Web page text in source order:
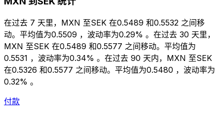
在过去 7 天里，MXN 至SEK 在0.5489 和0.5532 之间移
动。平均值为0.5509 ，波动率为0.29% 。在过去 30 天里，
MXN 至SEK 在0.5489 和0.5577 之间移动。平均值为
0.5531 ，波动率为0.34% 。在过去 90 天内，MXN 至SEK
在0.5326 和0.5577 之间移动。平均值为0.5480 ，波动率为
0.32% 。
付款